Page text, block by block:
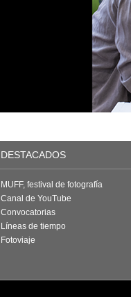
DESTACADOS
MUFF, festival de fotografía
Canal de YouTube
Convocatorias
Líneas de tiempo
Fotoviaje